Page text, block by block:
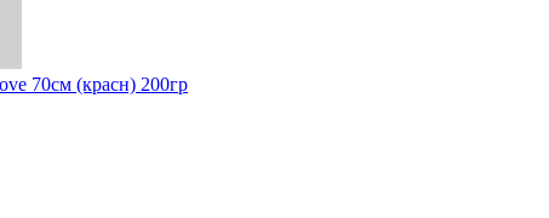
70см (красн) 200гр